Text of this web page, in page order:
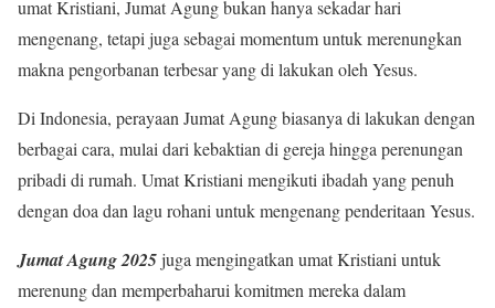
umat Kristiani, Jumat Agung bukan hanya sekadar hari
mengenang, tetapi juga sebagai momentum untuk merenungkan
makna pengorbanan terbesar yang di lakukan oleh Yesus.
Di Indonesia, perayaan Jumat Agung biasanya di lakukan dengan
berbagai cara, mulai dari kebaktian di gereja hingga perenungan
pribadi di rumah. Umat Kristiani mengikuti ibadah yang penuh
dengan doa dan lagu rohani untuk mengenang penderitaan Yesus.
Jumat Agung 2025juga mengingatkan umat Kristiani untuk
merenung dan memperbaharui komitmen mereka dalam